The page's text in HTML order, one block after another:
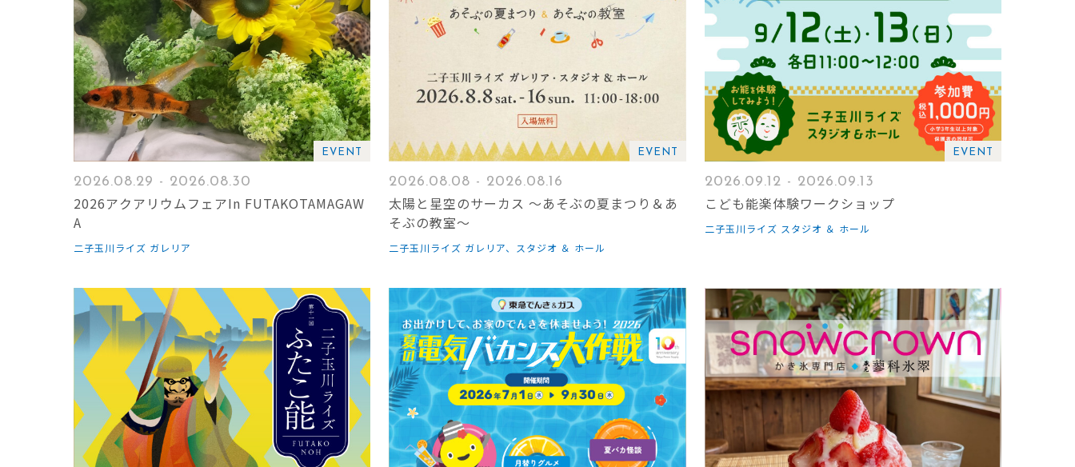
EVENT
2026.08.29 - 2026.08.30
2026アクアリウムフェアIn FUTAKOTAMAGAW
A
二子玉川ライズ ガレリア
EVENT
2026.08.08 - 2026.08.16
太陽と星空のサーカス ～あそぶの夏まつり＆あ
そぶの教室～
二子玉川ライズ ガレリア、スタジオ ＆ ホール
EVENT
2026.09.12 - 2026.09.13
こども能楽体験ワークショップ
二子玉川ライズ スタジオ ＆ ホール